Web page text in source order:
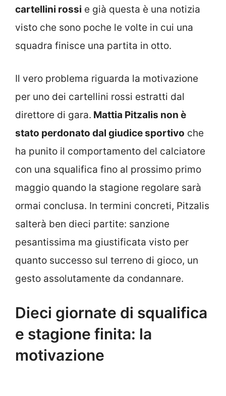
cartellini rossi e già questa è una notizia
visto che sono poche le volte in cui una
squadra finisce una partita in otto.
Il vero problema riguarda la motivazione
per uno dei cartellini rossi estratti dal
direttore di gara. Mattia Pitzalis non è
stato perdonato dal giudice sportivo che
ha punito il comportamento del calciatore
con una squalifica fino al prossimo primo
maggio quando la stagione regolare sarà
ormai conclusa. In termini concreti, Pitzalis
salterà ben dieci partite: sanzione
pesantissima ma giustificata visto per
quanto successo sul terreno di gioco, un
gesto assolutamente da condannare.
Dieci giornate di squalifica
e stagione finita: la
motivazione